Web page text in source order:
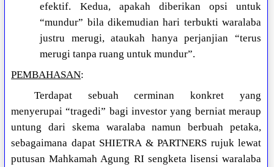
efektif. Kedua, apakah diberikan opsi untuk
“mundur” bila dikemudian hari terbukti waralaba
justru merugi, ataukah hanya perjanjian “terus
merugi tanpa ruang untuk mundur”.
PEMBAHASAN:
Terdapat sebuah cerminan konkret yang
menyerupai “tragedi” bagi investor yang berniat meraup
untung dari skema waralaba namun berbuah petaka,
sebagaimana dapat SHIETRA & PARTNERS rujuk lewat
putusan Mahkamah Agung RI sengketa lisensi waralaba